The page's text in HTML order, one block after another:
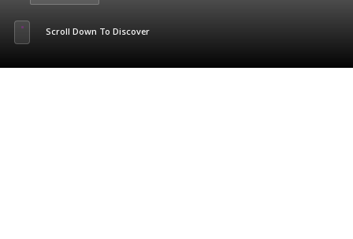
Scroll Down To Discover